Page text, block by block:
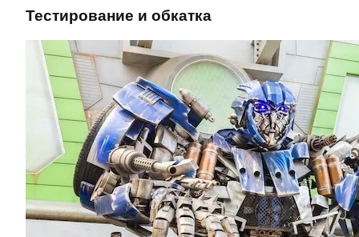
Тестирование и обкатка